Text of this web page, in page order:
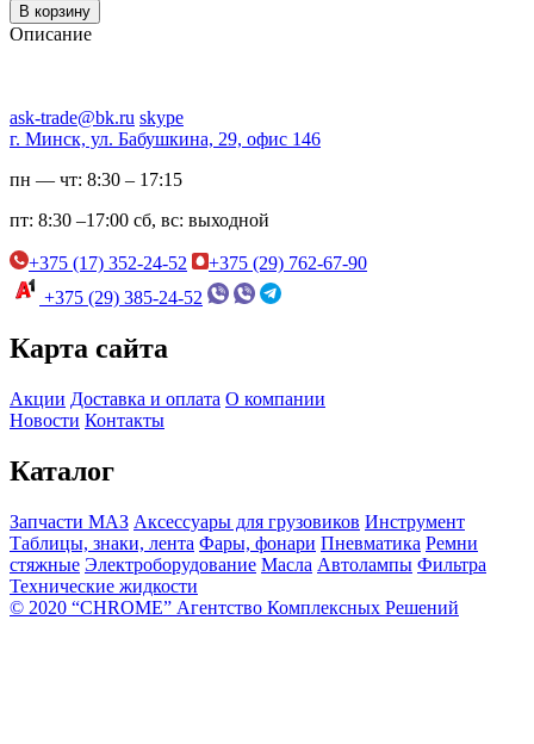
В корзину
Описание
ask-trade@bk.ru skype
г. Минск, ул. Бабушкина, 29, офис 146
пн — чт: 8:30 – 17:15
пт: 8:30 –17:00 сб, вс: выходной
+375 (17) 352-24-52
+375 (29) 762-67-90
+375 (29) 385-24-52
Карта сайта
Акции Доставка и оплата О компании
Новости Контакты
Каталог
Запчасти МАЗ Аксессуары для грузовиков Инструмент
Таблицы, знаки, лента Фары, фонари Пневматика Ремни
стяжные Электроборудование Масла Автолампы Фильтра
Технические жидкости
© 2020 “CHROME” Агентство Комплексных Решений